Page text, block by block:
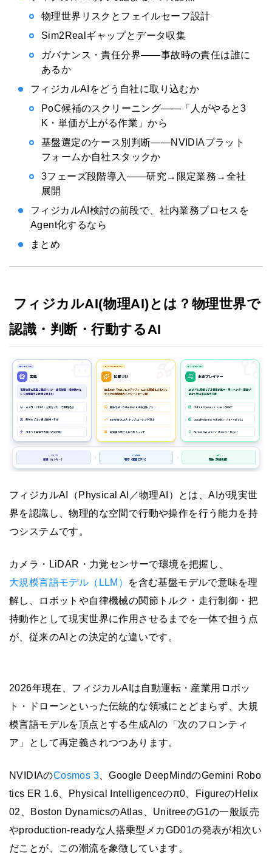
物理世界リスクとフェイルセーフ設計
Sim2Realギャップとデータ収集
ガバナンス・責任分界——事故時の責任は誰に
あるか
フィジカルAIをどう自社に取り込むか
PoC候補のスクリーニング——「人がやると3
K・単価が上がる作業」から
基盤選定のケース別判断——NVIDIAプラット
フォームか自社スタックか
3フェーズ段階導入——研究→限定業務→全社
展開
フィジカルAI検討の前段で、社内業務プロセスを
Agent化するなら
まとめ
フィジカルAI(物理AI)とは？物理世界で
認識・判断・行動するAI
フィジカルAI（Physical AI／物理AI）とは、AIが現実世
界を認識し、物理的な空間で行動や操作を行う能力を持
つシステムです。
カメラ・LiDAR・力覚センサーで環境を把握し、
大規模言語モデル（LLM）
を含む基盤モデルで意味を理
解し、ロボットや自律機械の関節トルク・走行制御・把
持動作として現実世界に作用させるまでを一体で担う点
が、従来のAIとの決定的な違いです。
2026年現在、フィジカルAIは自動運転・産業用ロボッ
ト・ドローンといった伝統的な領域にとどまらず、大規
模言語モデルを頂点とする生成AIの「次のフロンティ
ア」として再定義されつつあります。
NVIDIAのCosmos 3、Google DeepMindのGemini Robo
tics ER 1.6、Physical Intelligenceのπ0、FigureのHelix
02、Boston DynamicsのAtlas、UnitreeのG1の一般販売
やproduction-readyな人搭乗型メカGD01の発表が相次い
だことが、この潮流を象徴しています。